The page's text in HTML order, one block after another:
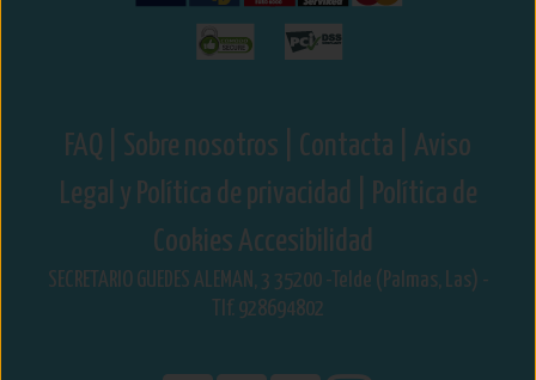
FAQ | Sobre nosotros | Contacta |
Aviso
Legal y Política de privacidad |
Política de
Cookies Accesibilidad
SECRETARIO GUEDES ALEMAN, 3 35200 -Telde (Palmas, Las) -
Tlf. 928694802